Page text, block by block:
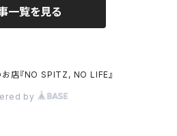
一覧を見る
店『NO SPITZ, NO LIFE』
by